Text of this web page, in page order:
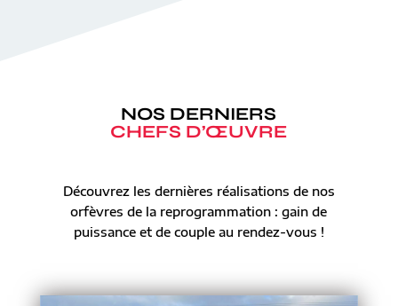
NOS DERNIERS
CHEFS D’ŒUVRE
Découvrez les dernières réalisations de nos
orfèvres de la reprogrammation : gain de
puissance et de couple au rendez-vous !